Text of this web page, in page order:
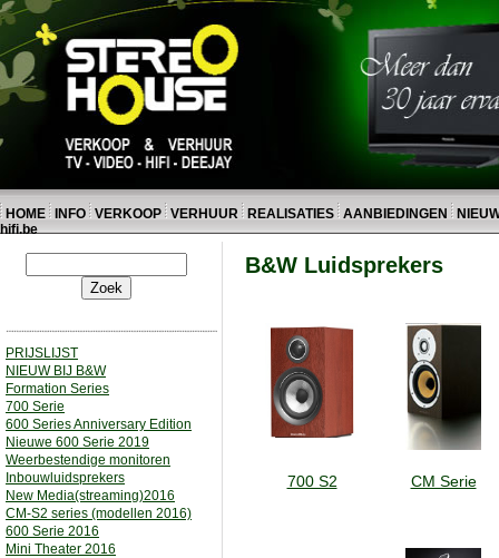
HOME INFO VERKOOP VERHUUR REALISATIES AANBIEDINGEN
hifi.be
PRIJSLIJST
NIEUW BIJ B&W
Formation Series
700 Serie
600 Series Anniversary Edition
Nieuwe 600 Serie 2019
Weerbestendige monitoren
Inbouwluidsprekers
New Media(streaming)2016
CM-S2 series (modellen 2016)
600 Serie 2016
Mini Theater 2016
B&W Luidsprekers
700 S2 CM Serie